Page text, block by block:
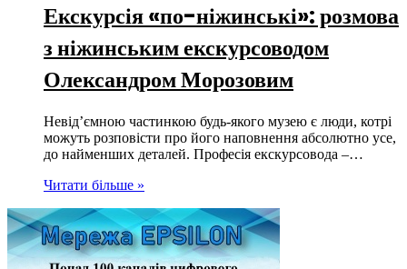
Екскурсія «по-ніжинські»: розмова
з ніжинським екскурсоводом
Олександром Морозовим
Невід’ємною частинкою будь-якого музею є люди, котрі
можуть розповісти про його наповнення абсолютно усе,
до найменших деталей. Професія екскурсовода –…
Читати більше »